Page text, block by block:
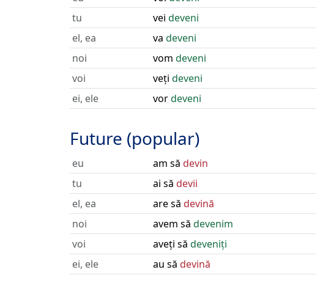
tu
vei deveni
el, ea
va deveni
noi
vom deveni
voi
veți deveni
ei, ele
vordeveni
Future (popular)
eu am să devin
tu
ai să devii
el, ea
are să devină
noi
avem să devenim
voi
aveți să deveniți
ei, ele
au să devină